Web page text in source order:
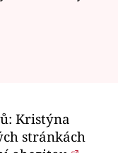
Kristýna
stránkách